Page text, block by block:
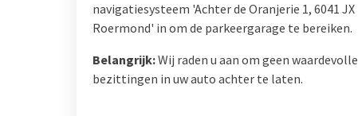
navigatiesysteem 'Achter de Oranjerie 1, 6041 JX
Roermond' in om de parkeergarage te bereiken.
Belangrijk:Wij raden u aan om geen waardevolle
bezittingen in uw auto achter te laten.